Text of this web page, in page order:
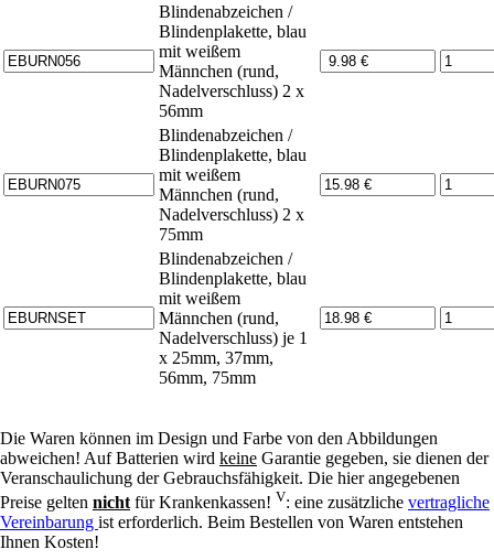
Blindenabzeichen /
Blindenplakette, blau
mit weißem
Männchen (rund,
Nadelverschluss) 2 x
56mm
Blindenabzeichen /
Blindenplakette, blau
mit weißem
Männchen (rund,
Nadelverschluss) 2 x
75mm
Blindenabzeichen /
Blindenplakette, blau
mit weißem
Männchen (rund,
Nadelverschluss) je 1
x 25mm, 37mm,
56mm, 75mm
Die Waren können im Design und Farbe von den Abbildungen
abweichen! Auf Batterien wird keine Garantie gegeben, sie dienen der
Veranschaulichung der Gebrauchsfähigkeit. Die hier angegebenen
Preise gelten nicht für Krankenkassen! V: eine zusätzliche vertragliche
Vereinbarung ist erforderlich. Beim Bestellen von Waren entstehen
Ihnen Kosten!